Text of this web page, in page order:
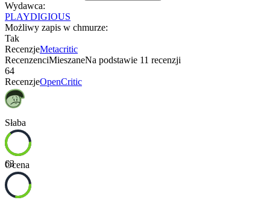
Wydawca:
PLAYDIGIOUS
Możliwy zapis w chmurze:
Tak
RecenzjeMetacritic
RecenzenciMieszaneNa podstawie 11 recenzji
64
RecenzjeOpenCritic
Słaba
63
Ocena